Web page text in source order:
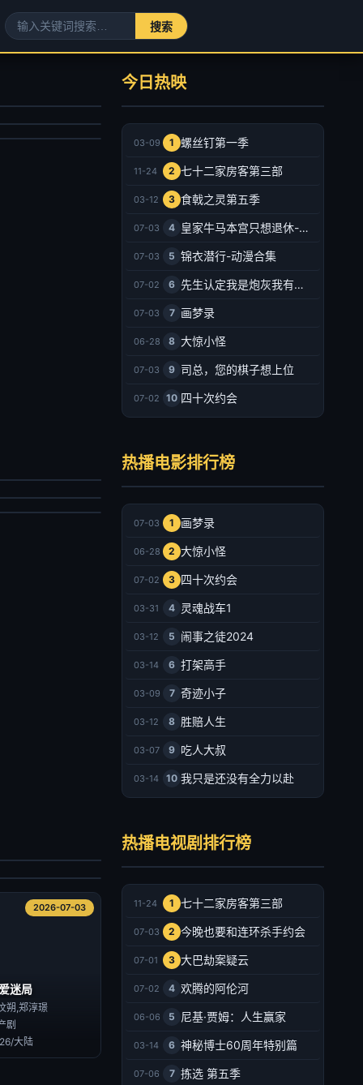
何处惹尘埃-现代言情
大陆
2025-08-16
动漫
大陆
今日热映
03-09 1 螺丝钉第一季
11-24 2 七十二家房客第三部
03-12 3 食戟之灵第五季
07-03 4 皇家牛马本宫只想退休-动漫合集
07-03 5 锦衣潜行-动漫合集
07-02 6 先生认定我是炮灰我有十八皇兄撑腰-动漫合集
07-03 7 画梦录
06-28 8 大惊小怪
07-03 9 司总，您的棋子想上位
07-02 10 四十次约会
美国
2026-07-03
片
大陆
热播电影排行榜
07-03 1 画梦录
06-28 2 大惊小怪
07-02 3 四十次约会
03-31 4 灵魂战车1
03-12 5 闹事之徒2024
03-14 6 打架高手
03-09 7 奇迹小子
03-12 8 胜赔人生
03-07 9 吃人大叔
03-14 10 我只是还没有全力以赴
大陆
2026-07-03
迷局
朔,郑淳璟
剧
大陆
2026-07-03
热播电视剧排行榜
11-24 1 七十二家房客第三部
07-03 2 今晚也要和连环杀手约会
07-01 3 大巴劫案疑云
07-02 4 欢腾的阿伦河
06-06 5 尼基·贾姆：人生赢家
03-14 6 神秘博士60周年特别篇
07-06 7 拣选 第五季